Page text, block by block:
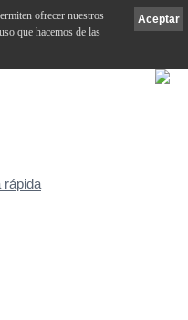
rápida
Aceptar
ofrecer nuestros
que hacemos de las